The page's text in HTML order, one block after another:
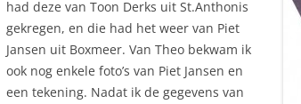
had deze van Toon Derks uit St.Anthonis
gekregen, en die had het weer van Piet
Jansen uit Boxmeer. Van Theo bekwam ik
ook nog enkele foto’s van Piet Jansen en
een tekening. Nadat ik de gegevens van